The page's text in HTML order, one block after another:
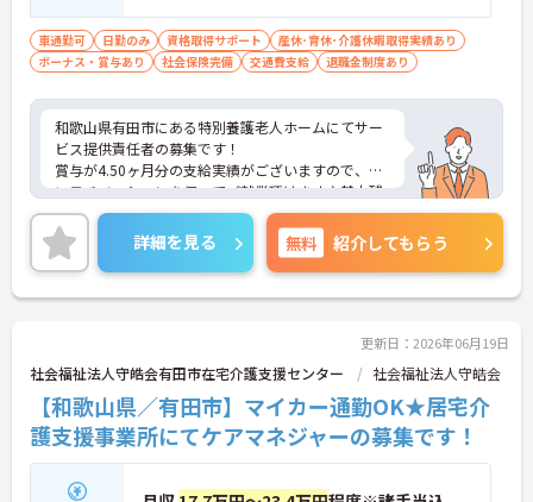
車通勤可 日勤のみ 資格取得サポート
産休･育休･介護休暇取得実績あり
ボーナス・賞与あり
社会保険完備 交通費支給 退職金制度あり
和歌山県有田市にある特別養護老人ホームにてサー
ビス提供責任者の募集です！
賞与が4.50ヶ月分の支給実績がございますので、高
いモチベーションを保ってご就業頂けます♪基本残
業もありませんのでプライベートの時間も大切にし
ていただけます◎
ご興味のある方には、面接対策ポイントなど、さら
に詳細をお話しいたしますのでお気軽にご相談くだ
さい！
詳細を見る 無料 紹介してもらう
更新日：2026年06月19日
社会福祉法人守皓会有田市在宅介護支援センター 社会福祉法人守皓会
【和歌山県／有田市】マイカー通勤OK★居宅介
護支援事業所にてケアマネジャーの募集です！